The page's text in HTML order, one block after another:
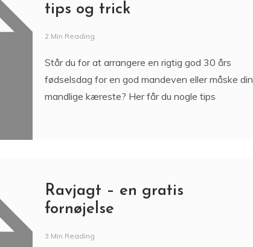
tips og trick
2 Min Reading
Står du for at arrangere en rigtig god 30 års
fødselsdag for en god mandeven eller måske din
mandlige kæreste? Her får du nogle tips
Ravjagt – en gratis
fornøjelse
3 Min Reading